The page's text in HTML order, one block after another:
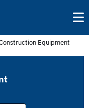
Equipment